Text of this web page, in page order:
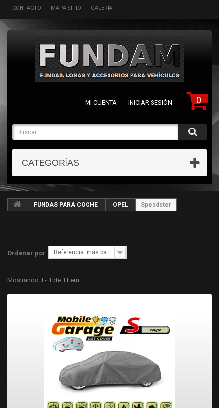
CONTACTO MAPA SITIO GALERÍA
0
MI CUENTA INICIAR SESIÓN
CATEGORÍAS
FUNDAS PARA COCHE OPEL Speedster
Ordenar por Referencia: más bajo primero
Mostrando 1 - 1 de 1 item